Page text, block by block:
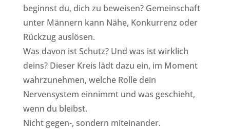
beginnst du, dich zu beweisen? Gemeinschaft
unter Männern kann Nähe, Konkurrenz oder
Rückzug auslösen.
Was davon ist Schutz? Und was ist wirklich
deins? Dieser Kreis lädt dazu ein, im Moment
wahrzunehmen, welche Rolle dein
Nervensystem einnimmt und was geschieht,
wenn du bleibst.
Nicht gegen-, sondern miteinander.